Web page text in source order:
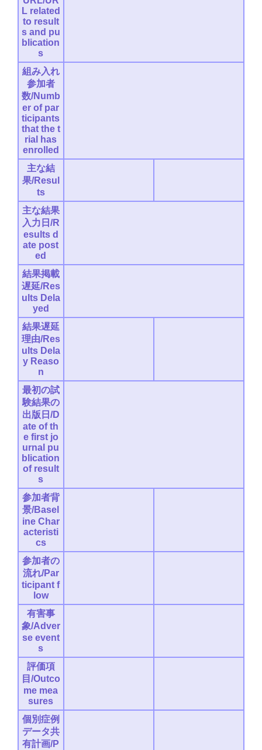
L related
to result
s and pu
blication
s
組み入れ
参加者
数/Numb
er of par
ticipants
that the t
rial has
enrolled
主な結
果/Resul
ts
主な結果
入力日/R
esults d
ate post
ed
結果掲載
遅延/Res
ults Dela
yed
結果遅延
理由/Res
ults Dela
y Reaso
n
最初の試
験結果の
出版日/D
ate of th
e first jo
urnal pu
blication
of result
s
参加者背
景/Basel
ine Char
acteristi
cs
参加者の
流れ/Par
ticipant f
low
有害事
象/Adver
se event
s
評価項
目/Outco
me mea
sures
個別症例
データ共
有計画/P